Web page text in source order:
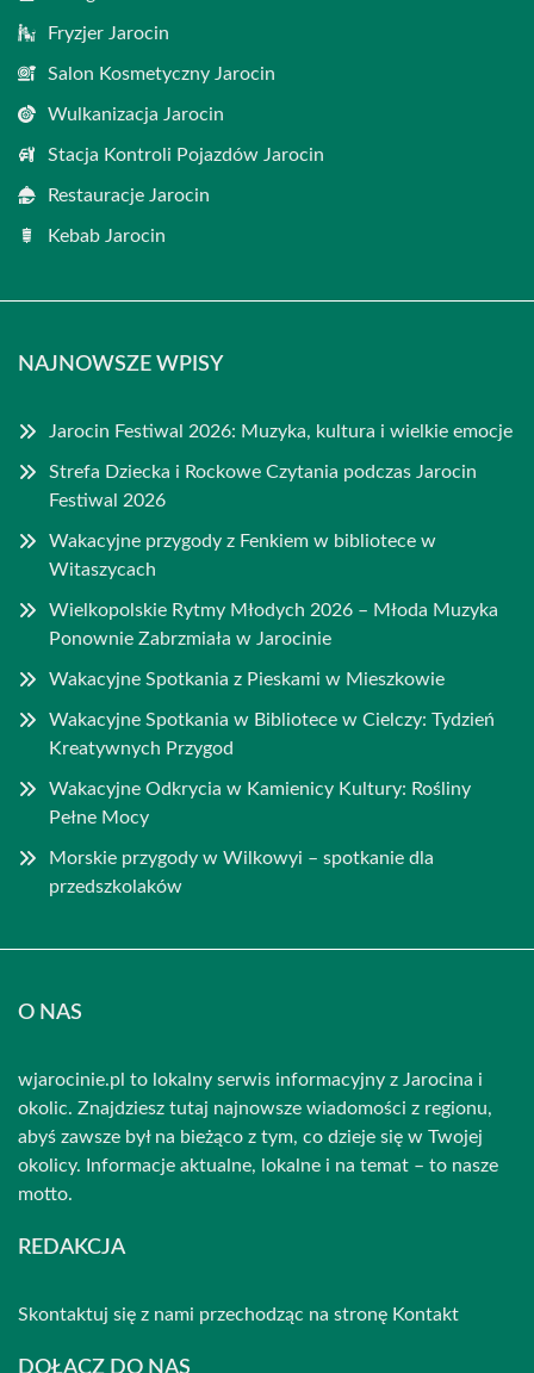
Fryzjer Jarocin
Salon Kosmetyczny Jarocin
Wulkanizacja Jarocin
Stacja Kontroli Pojazdów Jarocin
Restauracje Jarocin
Kebab Jarocin
NAJNOWSZE WPISY
Jarocin Festiwal 2026: Muzyka, kultura i wielkie emocje
Strefa Dziecka i Rockowe Czytania podczas Jarocin
Festiwal 2026
Wakacyjne przygody z Fenkiem w bibliotece w
Witaszycach
Wielkopolskie Rytmy Młodych 2026 – Młoda Muzyka
Ponownie Zabrzmiała w Jarocinie
Wakacyjne Spotkania z Pieskami w Mieszkowie
Wakacyjne Spotkania w Bibliotece w Cielczy: Tydzień
Kreatywnych Przygod
Wakacyjne Odkrycia w Kamienicy Kultury: Rośliny
Pełne Mocy
Morskie przygody w Wilkowyi – spotkanie dla
przedszkolaków
O NAS
wjarocinie.pl to lokalny serwis informacyjny z Jarocina i
okolic. Znajdziesz tutaj najnowsze wiadomości z regionu,
abyś zawsze był na bieżąco z tym, co dzieje się w Twojej
okolicy. Informacje aktualne, lokalne i na temat – to nasze
motto.
REDAKCJA
Skontaktuj się z nami przechodząc na stronę Kontakt
DOŁĄCZ DO NAS